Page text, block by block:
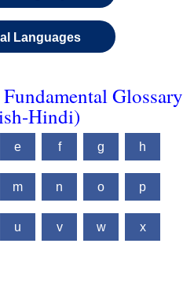
Languages
Glossary
Hindi)
e f g h
m n o p
u v w x